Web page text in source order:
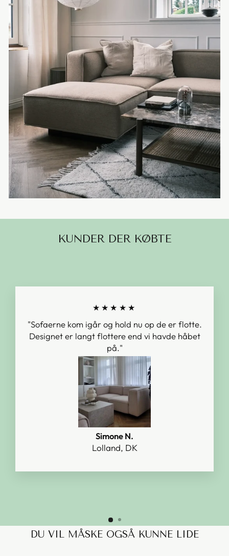
KUNDER DER KØBTE
★★★★★
"Sofaerne kom igår og hold nu op de er flotte.
Designet er langt flottere end vi havde håbet
på."
Simone N.
Lolland, DK
DU VIL MÅSKE OGSÅ KUNNE LIDE